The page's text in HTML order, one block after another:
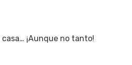
¡Aunque no tanto!